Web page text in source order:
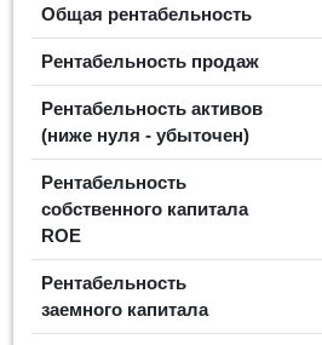
Общая рентабельность
Рентабельность продаж
Рентабельность активов
(ниже нуля - убыточен)
Рентабельность
собственного капитала
ROE
Рентабельность
заемного капитала